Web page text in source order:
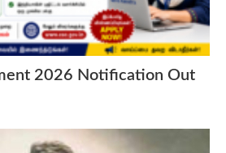
2026 Notification Out